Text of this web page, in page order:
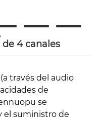
4 canales
través del audio
de
se
el suministro de